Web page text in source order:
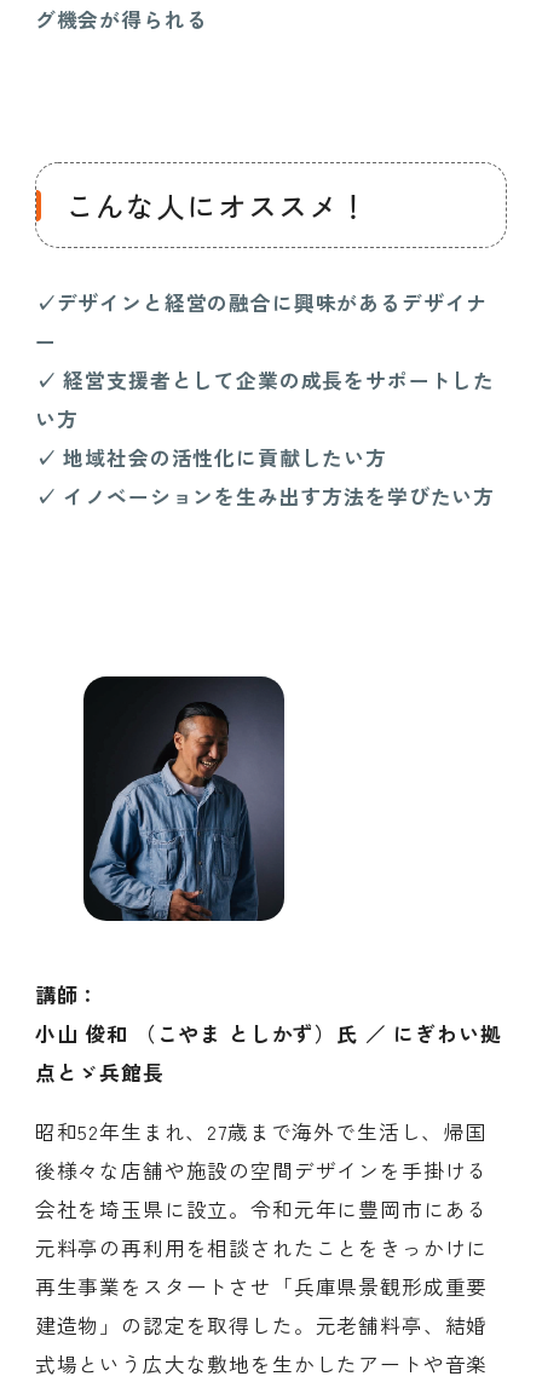
グ機会が得られる
こんな人にオススメ！
✓デザインと経営の融合に興味があるデザイナ
ー
✓ 経営支援者として企業の成長をサポートした
い方
✓ 地域社会の活性化に貢献したい方
✓ イノベーションを生み出す方法を学びたい方
講師：
小山 俊和 （こやま としかず） 氏 ／ にぎわい拠
点とゞ兵館長
昭和52年生まれ、27歳まで海外で生活し、帰国
後様々な店舗や施設の空間デザインを手掛ける
会社を埼玉県に設立。令和元年に豊岡市にある
元料亭の再利用を相談されたことをきっかけに
再生事業をスタートさせ「兵庫県景観形成重要
建造物」の認定を取得した。元老舗料亭、結婚
式場という広大な敷地を生かしたアートや音楽